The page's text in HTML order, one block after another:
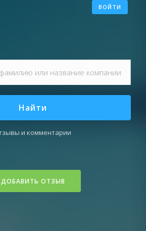
ВОЙТИ
Найти
и комментарии
ДОБАВИТЬ ОТЗЫВ